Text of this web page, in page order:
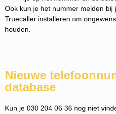
Ook kun je het nummer melden bij
Truecaller installeren om
houden.
Nieuwe
database
Kun je 030 204 06 36 nog niet